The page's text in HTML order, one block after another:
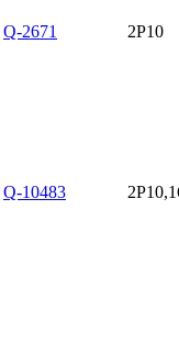
Q-2671 2P10
Q-10483